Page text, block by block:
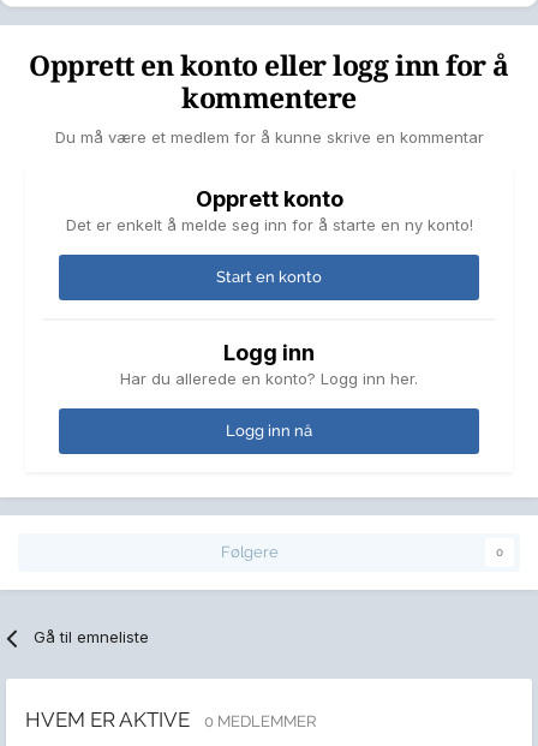
Opprett en konto eller logg inn for å
kommentere
Du må være et medlem for å kunne skrive en kommentar
Opprett konto
Det er enkelt å melde seg inn for å starte en ny konto!
Start en konto
Logg inn
Har du allerede en konto? Logg inn her.
Logg inn nå
Følgere 0
Gå til emneliste
HVEM ER AKTIVE 0 MEDLEMMER